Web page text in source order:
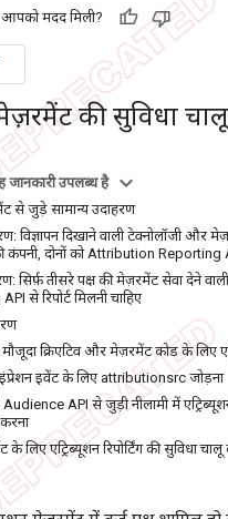
मदद मिली?
की सुविधा
उपलब्ध है
से जुड़े सामान्य उदाहरण
विज्ञापन दिखाने वाली टेक्नोलॉजी और
कंपनी, दोनों को Attribution Reporting
सिर्फ़ तीसरे पक्ष की मेज़रमेंट सेवा देने
से रिपोर्ट मिलनी चाहिए
क्रिएटिव और मेज़रमेंट कोड के लिए
इवेंट के लिए attributionsrc जोड़ना
API से जुड़ी नीलामी में
के लिए एट्रिब्यूशन रिपोर्टिंग की सुविधा चालू